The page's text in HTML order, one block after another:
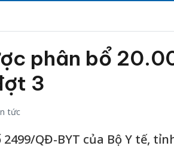
phân bổ
3
tức
2499/QĐ-BYT của Bộ Y tế,